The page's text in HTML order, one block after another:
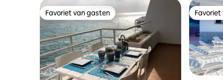
Favoriet van gasten
Favoriet van gasten